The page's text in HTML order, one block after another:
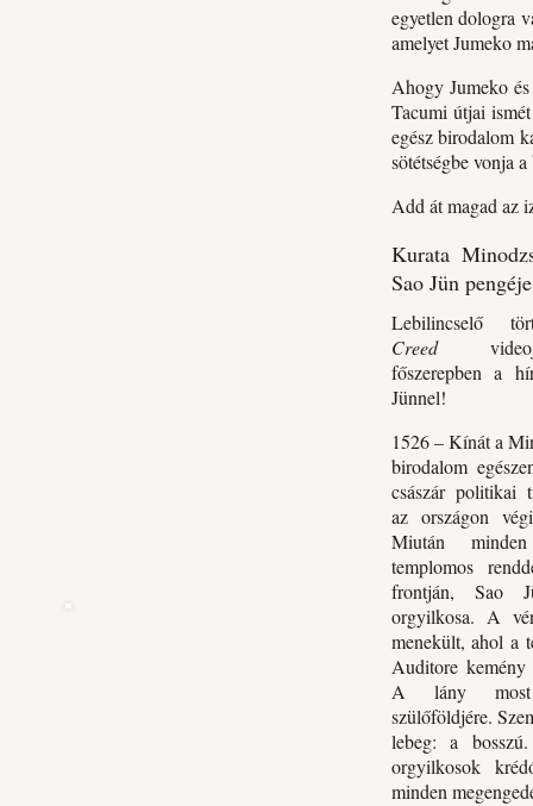
egyetlen dologra
amelyet Jumeko
Ahogy Jumeko
Tacumi útjai
egész birodalom
sötétségbe vonja
Add át magad az
Kurata
Sao Jün
Lebilincselő
Creed
főszerepben a
Jünnel!
1526 – Kínát a
birodalom
császár politikai
az országon
Miután
templomos
frontján, Sao
orgyilkosa. A
menekült, ahol a
Auditore kemény
A lány most
szülőföldjére.
lebeg: a
orgyilkosok
minden